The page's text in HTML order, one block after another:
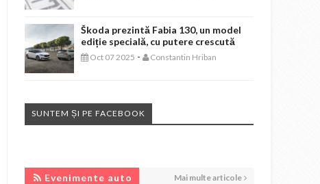
Škoda prezintă Fabia 130, un model
ediție specială, cu putere crescută
Oct 07 2025 - Constantin Hriban
SUNTEM ȘI PE FACEBOOK
Evenimente auto Mai multe articole